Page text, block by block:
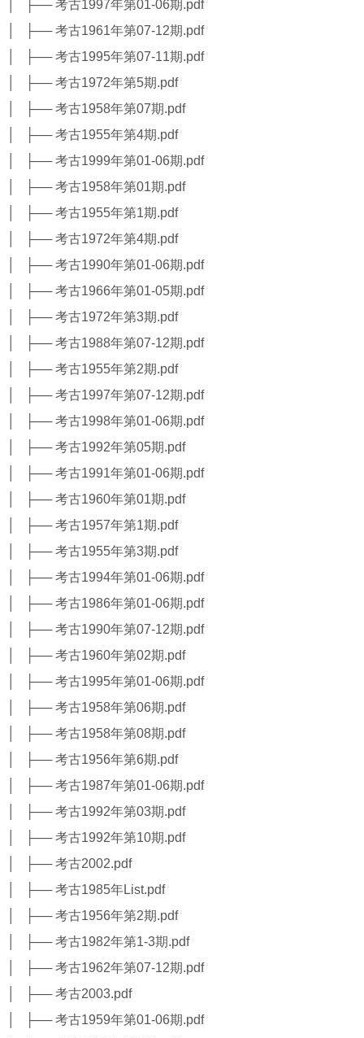
│ ├── 考古1997年第01-06期.pdf
│ ├── 考古1961年第07-12期.pdf
│ ├── 考古1995年第07-11期.pdf
│ ├── 考古1972年第5期.pdf
│ ├── 考古1958年第07期.pdf
│ ├── 考古1955年第4期.pdf
│ ├── 考古1999年第01-06期.pdf
│ ├── 考古1958年第01期.pdf
│ ├── 考古1955年第1期.pdf
│ ├── 考古1972年第4期.pdf
│ ├── 考古1990年第01-06期.pdf
│ ├── 考古1966年第01-05期.pdf
│ ├── 考古1972年第3期.pdf
│ ├── 考古1988年第07-12期.pdf
│ ├── 考古1955年第2期.pdf
│ ├── 考古1997年第07-12期.pdf
│ ├── 考古1998年第01-06期.pdf
│ ├── 考古1992年第05期.pdf
│ ├── 考古1991年第01-06期.pdf
│ ├── 考古1960年第01期.pdf
│ ├── 考古1957年第1期.pdf
│ ├── 考古1955年第3期.pdf
│ ├── 考古1994年第01-06期.pdf
│ ├── 考古1986年第01-06期.pdf
│ ├── 考古1990年第07-12期.pdf
│ ├── 考古1960年第02期.pdf
│ ├── 考古1995年第01-06期.pdf
│ ├── 考古1958年第06期.pdf
│ ├── 考古1958年第08期.pdf
│ ├── 考古1956年第6期.pdf
│ ├── 考古1987年第01-06期.pdf
│ ├── 考古1992年第03期.pdf
│ ├── 考古1992年第10期.pdf
│ ├── 考古2002.pdf
│ ├── 考古1985年List.pdf
│ ├── 考古1956年第2期.pdf
│ ├── 考古1982年第1-3期.pdf
│ ├── 考古1962年第07-12期.pdf
│ ├── 考古2003.pdf
│ ├── 考古1959年第01-06期.pdf